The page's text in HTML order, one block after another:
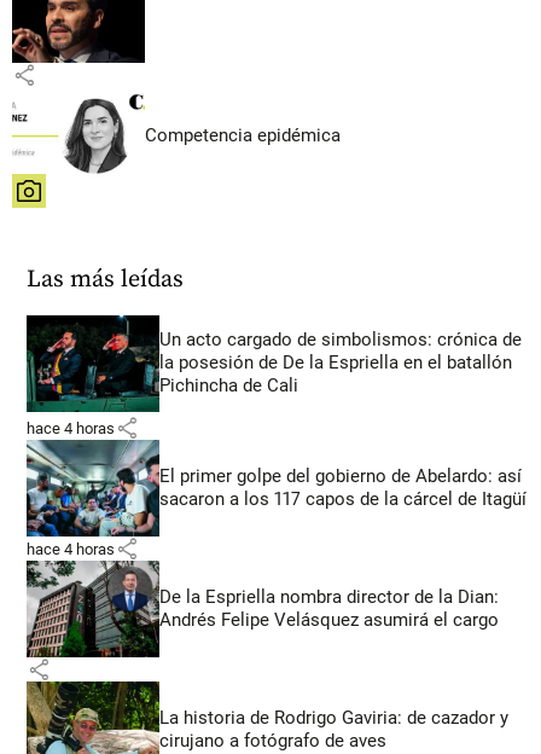
share
Competencia epidémica
share
Las más leídas
Un acto cargado de simbolismos: crónica de
la posesión de De la Espriella en el batallón
Pichincha de Cali
hace 4 horas share
El primer golpe del gobierno de Abelardo: así
sacaron a los 117 capos de la cárcel de Itagüí
hace 4 horas share
De la Espriella nombra director de la Dian:
Andrés Felipe Velásquez asumirá el cargo
share
La historia de Rodrigo Gaviria: de cazador y
cirujano a fotógrafo de aves